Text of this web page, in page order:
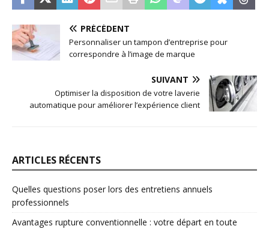
PRÉCÉDENT
Personnaliser un tampon d’entreprise pour
correspondre à l’image de marque
SUIVANT
Optimiser la disposition de votre laverie
automatique pour améliorer l’expérience client
ARTICLES RÉCENTS
Quelles questions poser lors des entretiens annuels
professionnels
Avantages rupture conventionnelle : votre départ en toute